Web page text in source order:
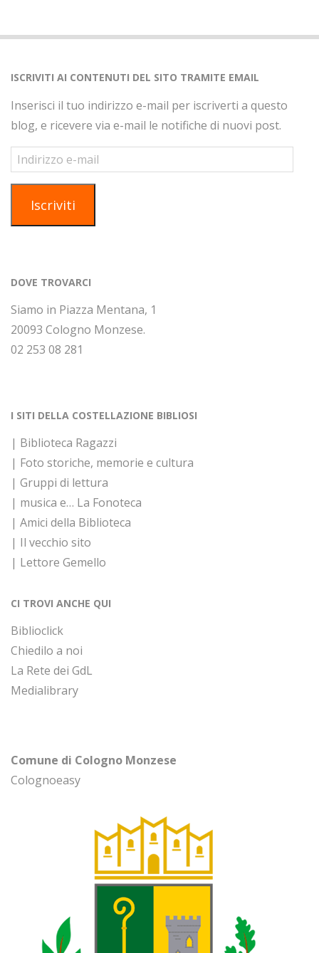
ISCRIVITI AI CONTENUTI DEL SITO TRAMITE EMAIL
Inserisci il tuo indirizzo e-mail per iscriverti a questo
blog, e ricevere via e-mail le notifiche di nuovi post.
Indirizzo
e-
mail
Iscriviti
DOVE TROVARCI
Siamo in Piazza Mentana, 1
20093 Cologno Monzese.
02 253 08 281
I SITI DELLA COSTELLAZIONE BIBLIOSI
| Biblioteca Ragazzi
| Foto storiche, memorie e cultura
| Gruppi di lettura
| musica e… La Fonoteca
| Amici della Biblioteca
| Il vecchio sito
| Lettore Gemello
CI TROVI ANCHE QUI
Biblioclick
Chiedilo a noi
La Rete dei GdL
Medialibrary
Comune di Cologno Monzese
Colognoeasy